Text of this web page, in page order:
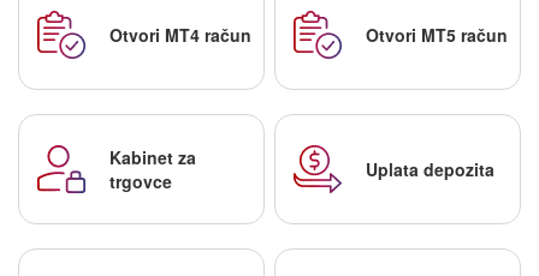
Otvori MT4 račun Otvori MT5 račun
Kabinet za
trgovce
Uplata depozita